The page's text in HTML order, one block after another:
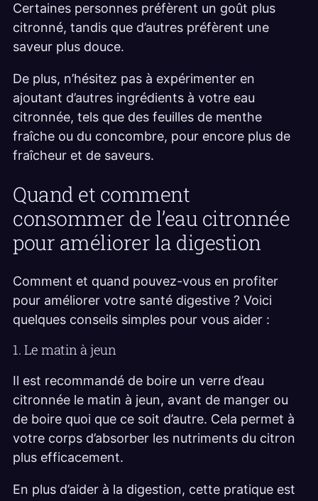
Certaines personnes préfèrent un goût plus
citronné, tandis que d’autres préfèrent une
saveur plus douce.
De plus, n’hésitez pas à expérimenter en
ajoutant d’autres ingrédients à votre eau
citronnée, tels que des feuilles de menthe
fraîche ou du concombre, pour encore plus de
fraîcheur et de saveurs.
Quand et comment
consommer de l’eau citronnée
pour améliorer la digestion
Comment et quand pouvez-vous en profiter
pour améliorer votre santé digestive ? Voici
quelques conseils simples pour vous aider :
1. Le matin à jeun
Il est recommandé de boire un verre d’eau
citronnée le matin à jeun, avant de manger ou
de boire quoi que ce soit d’autre. Cela permet à
votre corps d’absorber les nutriments du citron
plus efficacement.
En plus d’aider à la digestion, cette pratique est